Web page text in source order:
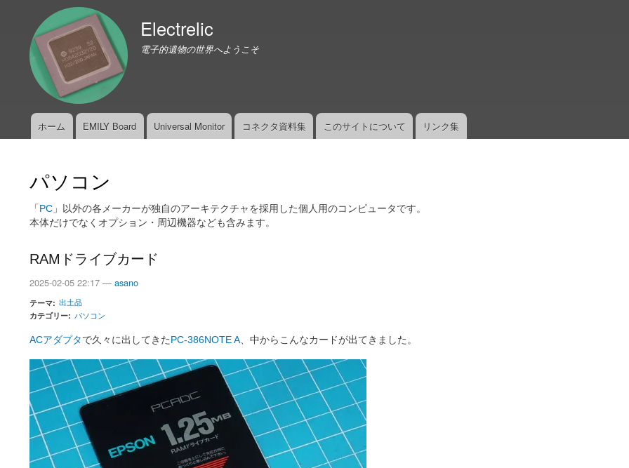
Electrelic
電子的遺物の世界へようこそ
ー
ホーム EMILY Board Universal Monitor コネクタ資料集 このサイトについて リンク集
パソコン
「 PC 」以外の各メーカーが独自のアーキテクチャを採用した個人用のコンピュータです。
本体だけでなくオプション・周辺機器なども含みます。
RAMドライブカード
2025-02-05 22:17 — asano
テーマ 出土品
カテゴリー
パソコン
ACアダプタ で久々に出してきた PC-386NOTE A、中からこんなカードが出てきました。